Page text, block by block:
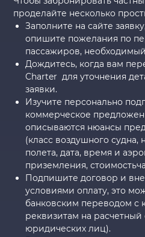
проделайте несколько
Заполните на сайте
опишите пожелания по
пассажиров,
Дождитесь, когда вам
Charter для уточнения
заявки.
Изучите персонально
коммерческое
описываются нюансы
(класс воздушного судна,
полета, дата, время и
приземления,
Подпишите договор и
условиями оплату, это
банковским переводом с
реквизитам на
юридических лиц).